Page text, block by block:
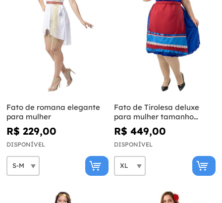
Fato de romana elegante
para mulher
R$ 229,00
DISPONÍVEL
Fato de Tirolesa deluxe
para mulher tamanho
grande
R$ 449,00
DISPONÍVEL